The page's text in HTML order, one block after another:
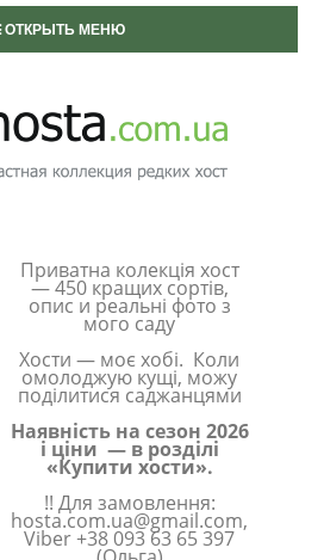
ОТКРЫТЬ МЕНЮ
Приватна колекція хост
— 450 кращих сортів,
опис и реальні фото з
мого саду
Хости — моє хобі. Коли
омолоджую кущі, можу
поділитися саджанцями
Наявність на сезон 2026
і ціни — в розділі
«Купити хости».
!! Для замовлення:
hosta.com.ua@gmail.com,
Viber +38 093 63 65 397